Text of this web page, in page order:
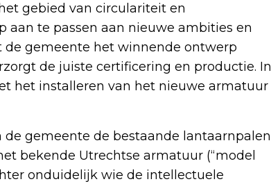
gebied van circulariteit en
te passen aan nieuwe ambities en
gemeente het winnende ontwerp
de juiste certificering en productie. In
het installeren van het nieuwe armatuur
gemeente de bestaande lantaarnpalen
bekende Utrechtse armatuur (“model
onduidelijk wie de intellectuele